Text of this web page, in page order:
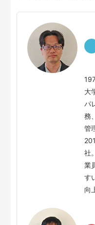
大
パ
務
管
社
業
す
向